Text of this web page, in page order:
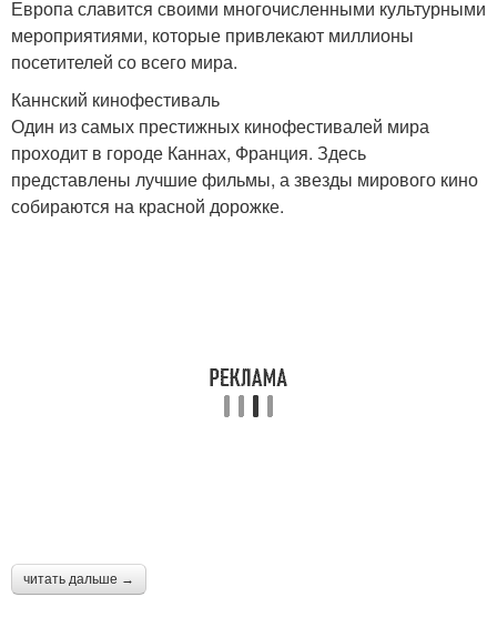
Европа славится своими многочисленными культурными
мероприятиями, которые привлекают миллионы
посетителей со всего мира.
Каннский кинофестиваль
Один из самых престижных кинофестивалей мира
проходит в городе Каннах, Франция. Здесь
представлены лучшие фильмы, а звезды мирового кино
собираются на красной дорожке.
читать дальше →